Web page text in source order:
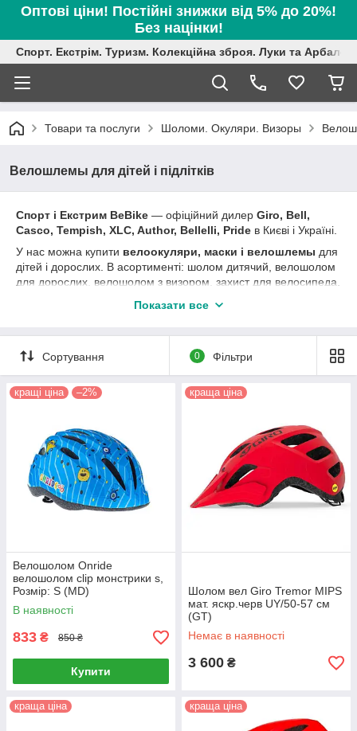
Оптові ціни! Постійні знижки від 5% до 20%!
Без націнки!
Спорт. Екстрім. Туризм. Колекційна зброя. Луки та
Товари та послуги Шоломи. Окуляри. Визоры
Велошлемы для дітей і підлітків
Спорт і Екстрим BeBike ― офіційний дилер Giro, Bell,
Casco, Tempish, XLC, Author, Bellelli, Pride в Києві і Україні.
У нас можна купити велоокуляри, маски і велошлемы для
дітей і дорослих. В асортименті: шолом дитячий, велошолом
для дорослих, велошолом з визором, захист для велосипеда,
шолом fullface, шолом з захистом підборіддя.
Розпродажпопередніх колекцій зі знижкою до 70%. Вигідні
акції та пропозиції! Система лояльності для постійних
покупців.
LikeгрупиСпорт і Екстрим BeBike
Показати все
Сортування 0 Фільтри
кращі ціна –2%
Велошолом Onride
велошолом clip монстрики s,
Розмір: S (MD)
В наявності
833 ₴ 850 ₴
Купити
краща ціна
Шолом вел Giro Tremor MIPS
мат. яскр.черв UY/50-57 см
(GT)
Немає в наявності
3 600 ₴
краща ціна краща ціна